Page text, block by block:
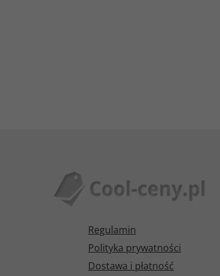
Regulamin
Polityka prywatności
Dostawa i płatność